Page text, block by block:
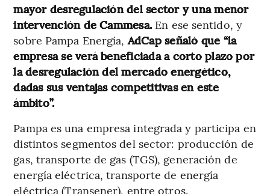
mayor desregulación del sector y una menor
intervención de Cammesa. En ese sentido, y
sobre Pampa Energía, AdCap señaló que “la
empresa se verá beneficiada a corto plazo por
la desregulación del mercado energético,
dadas sus ventajas competitivas en este
ámbito”.
Pampa es una empresa integrada y participa en
distintos segmentos del sector: producción de
gas, transporte de gas (TGS), generación de
energía eléctrica, transporte de energía
eléctrica (Transener), entre otros.